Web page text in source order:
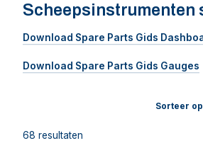
Scheepsinstrumenten
Download Spare Parts Gids
Download Spare Parts Gids Gauges
68 resultaten
Sorteer op